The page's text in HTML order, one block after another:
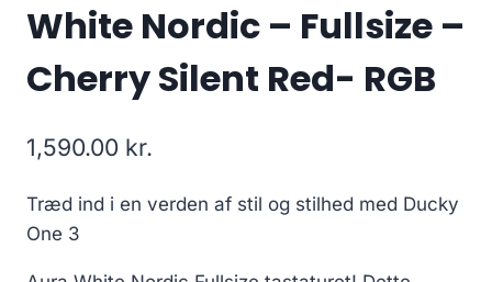
White Nordic – Fullsize –
Cherry Silent Red- RGB
1,590.00 kr.
Træd ind i en verden af stil og stilhed med Ducky
One 3